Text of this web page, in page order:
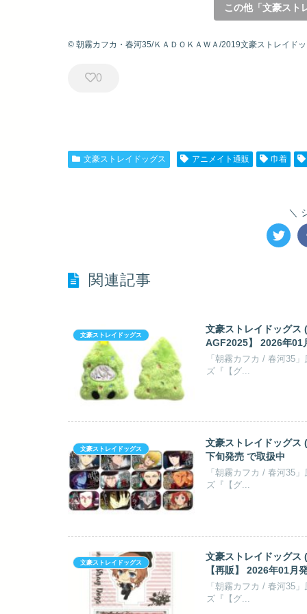
この他「文豪スト
© 朝霧カフカ・春河35/ＫＡＤＯＫＡＷＡ/2019文豪ストレイド
0
文豪ストレイドッグス アニメイト通販 巾着
関連記事
文豪ストレイドッグス
文豪ストレイドッグ
AGF2025】 2026年01
「朝霧カフカ / 春河35
ズ『【グ...
文豪ストレイドッグス
文豪ストレイドッグス
下旬発売 で取扱中
「朝霧カフカ / 春河35
ズ『【グ...
文豪ストレイドッグス
文豪ストレイドッグス
【再販】 2026年01月
「朝霧カフカ / 春河35
ズ『【グ...